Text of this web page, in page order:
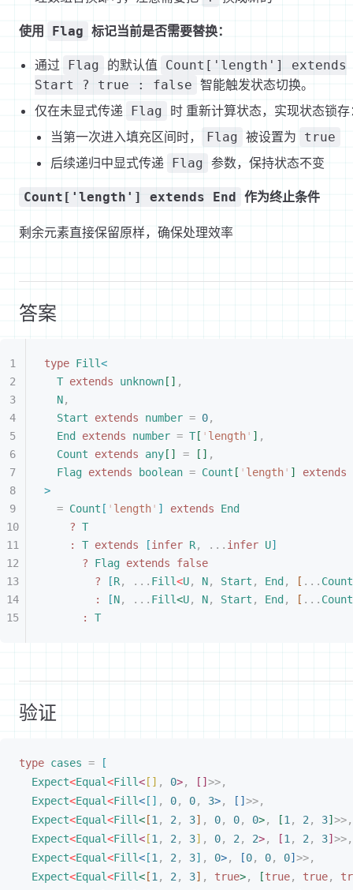
使用 Flag 标记当前是否需要替换：
通过 Flag 的默认值
Count['length'] extends
Start ? true : false 智能触发状态切换。
仅在未显式传递
Flag
时 重新计算状态，实现状态锁存
当第一次进入填充区间时，
Flag 被设置为 true
后续递归中显式传递 Flag 参数，保持状态不变
Count['length'] extends End 作为终止条件
剩余元素直接保留原样，确保处理效率
答案
type Fill<
T extends unknown [ ] ,
N,
Start extends number = 0,
End
extends number = T [ ' length' ] ,
Count extends any [ ] = [ ] ,
Flag extends boolean = Count [ ' length' ] extends
>
= Count [ ' length' ] extends End
? T
:
T extends [infer R, ... infer U]
? Flag extends false
?
[R, ... Fill<U, N, Start , End , [ ... Count
:
[N, ... Fill<U, N, Start , End , [ ... Count
:
T
验证
type cases =
[
Expect<Equal<Fill< [ ] , 0>, [ ] >>,
Expect<Equal<Fill< [ ] , 0, 0, 3>, [ ] >>,
Expect<Equal<Fill< [1 , 2 , 3] , 0, 0, 0>, [1 , 2 , 3] >>,
Expect<Equal<Fill< [1 , 2 , 3] , 0, 2 , 2>, [1 , 2 , 3] >>,
Expect<Equal<Fill< [1 , 2 , 3] , 0>, [0, 0, 0] >>,
Expect<Equal<Fill< [1 , 2 , 3] , true>, [true, true,